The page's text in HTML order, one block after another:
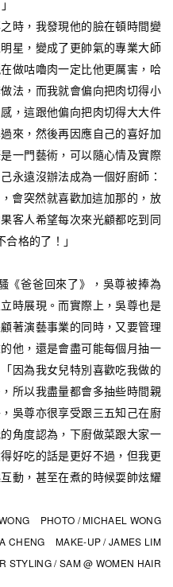
時，我發現他的臉在頓時間變
星，變成了更帥氣的專業大師
做咕嚕肉一定比他更厲害，哈
法，而我就會偏向把肉切得小
，這跟他偏向把肉切得大大件
來，然後再因應自己的喜好加
一門藝術，可以隨心情及實際
永遠沒辦法成為一個好廚師：
會突然就喜歡加這加那的，放
客人希望每次來光顧都吃到同
格的了！」
《爸爸回來了》，吳尊被捧為
時展現。而實際上，吳尊也是
著演藝事業的同時，又要管理
他，還是會盡可能每個月抽一
因為我女兒特別喜歡吃我做的
所以我盡量都會多抽些時間親
吳尊亦很享受跟三五知己在廚
角度認為，下廚做菜跟大家一
好吃的話是更好不過，但我更
動，甚至在煮的時候耍帥炫耀
PHOTO / MICHAEL WONG
CHENG MAKE-UP / JAMES LIM
STYLING / SAM @ WOMEN HAIR